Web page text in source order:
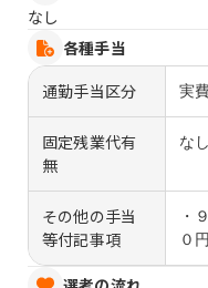
なし
各種手当
通勤手当区分
実
固定残業代有
無
なし
その他の手当
等付記事項
・
０